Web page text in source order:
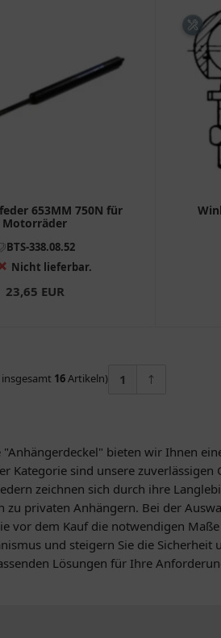
653MM 750N für
Motorräder
BTS-338.08.52
Nicht lieferbar.
23,65 EUR
16Artikeln) 1
"Anhängerdeckel" bieten wir Ihnen
Kategorie sind unsere
zeichnen sich durch ihre
zu privaten Anhängern. Bei der
vor dem Kauf die notwendigen
und steigern Sie die
Lösungen für Ihre